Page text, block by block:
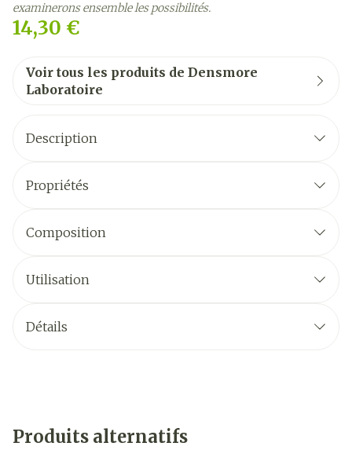
14,30 €
examinerons ensemble les possibilités.
Voir tous les produits de Densmore
Laboratoire
Description
Propriétés
Composition
Utilisation
Détails
Produits alternatifs